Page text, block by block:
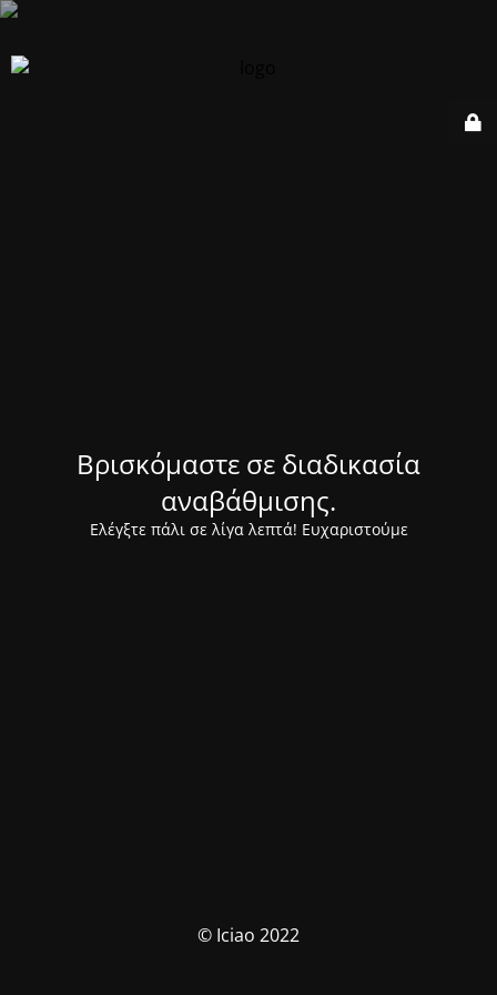
Βρισκόμαστε σε διαδικασία
αναβάθμισης.
Ελέγξτε πάλι σε λίγα λεπτά! Ευχαριστούμε
© Iciao 2022